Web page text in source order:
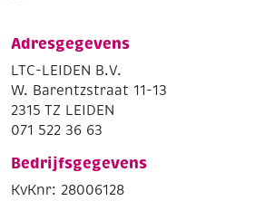
Adresgegevens
LTC-LEIDEN B.V.
W. Barentzstraat 11-13
2315 TZ LEIDEN
071 522 36 63
Bedrijfsgegevens
KvKnr: 28006128